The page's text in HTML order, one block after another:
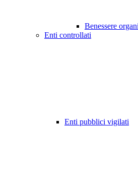
Benessere
Enti controllati
Enti pubblici vigilati